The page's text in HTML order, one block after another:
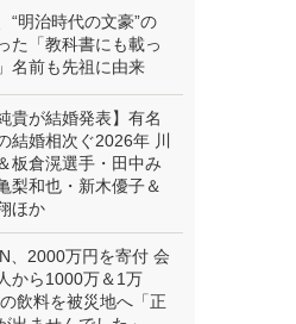
“明治時代の文豪”の
た「教科書にも載っ
名前も先祖に由来
貴が結婚発表】有名
結婚相次ぐ2026年 川
板倉滉選手・田中み
梨和也・新木優子＆
ほか
、2000万円を寄付 会
から1000万＆1万
飲料を被災地へ「正